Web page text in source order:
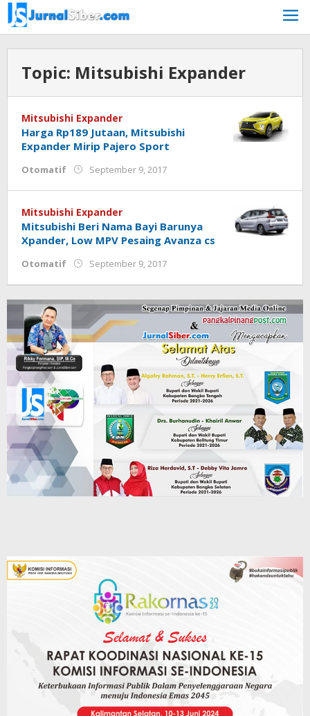
Skip
to
content
Topic: Mitsubishi Expander
Mitsubishi Expander
Harga Rp189 Jutaan, Mitsubishi
Expander Mirip Pajero Sport
Otomatif September 9, 2017
Mitsubishi Expander
Mitsubishi Beri Nama Bayi Barunya
Xpander, Low MPV Pesaing Avanza cs
Otomatif September 9, 2017